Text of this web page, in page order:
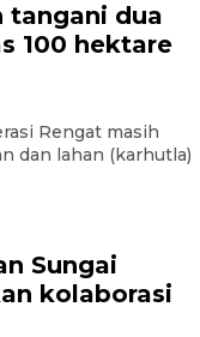
tangani dua
100 hektare
Rengat masih
dan lahan (karhutla)
Sungai
kolaborasi